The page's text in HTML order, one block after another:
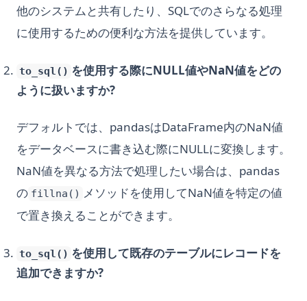
他のシステムと共有したり、SQLでのさらなる処理
に使用するための便利な方法を提供しています。
to_sql() を使用する際にNULL値やNaN値をどの
ように扱いますか?
デフォルトでは、pandasはDataFrame内のNaN値
をデータベースに書き込む際にNULLに変換します。
NaN値を異なる方法で処理したい場合は、pandas
の fillna() メソッドを使用してNaN値を特定の値
で置き換えることができます。
to_sql() を使用して既存のテーブルにレコードを
追加できますか?